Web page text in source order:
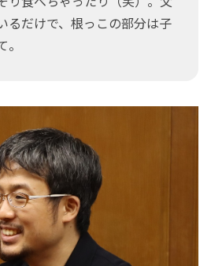
るだけで、根っこの部分は子